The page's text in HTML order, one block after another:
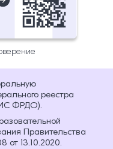
реестра
ФРДО).
Правительства
13.10.2020.